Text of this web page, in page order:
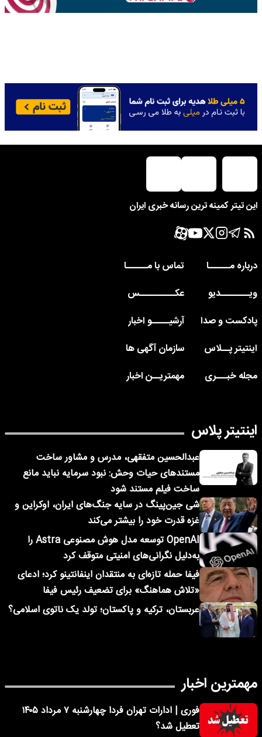
این تیتر کمینه ترین رسانه خبری ایران
درباره مــــــا
تماس با مــــــا
ویــــــــدیو
عکــــــــــس
پادکست و صدا
آرشیـــــو اخبار
اینتیتر پــلاس
سازمان آگهی ها
مجله خبـــری
مهمتریــن اخبار
اینتیتر پلاس
عبدالحسین متفقهی، مدرس و مشاور ساخت
مستندهای حیات وحش: نبود سرمایه نباید مانع
ساخت فیلم مستند شود
شی جین‌پینگ در سایه جنگ‌های ایران، اوکراین و
غزه قدرت خود را بیشتر می‌کند
OpenAI توسعه مدل هوش مصنوعی Astra را
به‌دلیل نگرانی‌های امنیتی متوقف کرد
فیفا حمله تازه‌ای به منتقدان اینفانتینو کرد؛ ادعای
«تلاش هماهنگ» برای تضعیف رئیس فیفا
عربستان، ترکیه و پاکستان؛ تولد یک ناتوی اسلامی؟
مهمترین اخبار
فوری | ادارات تهران فردا چهارشنبه ۷ مرداد ۱۴۰۵
تعطیل شد؟